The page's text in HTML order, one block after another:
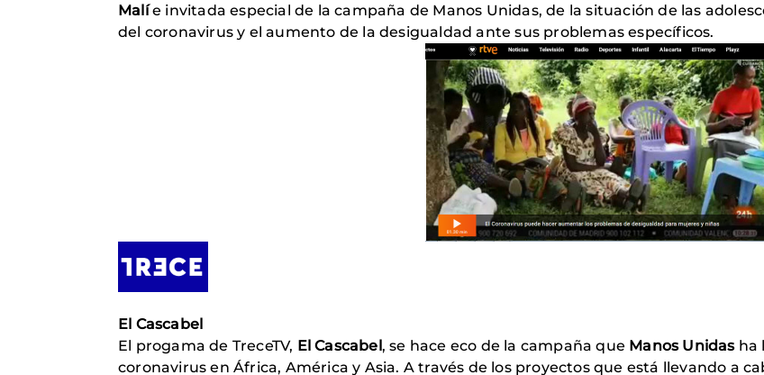
Malíe invitada especial de la campaña de Manos Unidas, de la situación de las
del coronavirus y el aumento de la desigualdad ante sus problemas específicos.
El Cascabel
El progama de TreceTV, El Cascabel, se hace eco de la campaña que Manos Unidasha
coronavirus en África, América y Asia. A través de los proyectos que está llevando a